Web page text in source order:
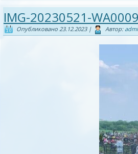
IMG-20230521-
Опубликовано 23.12.2023| Автор: